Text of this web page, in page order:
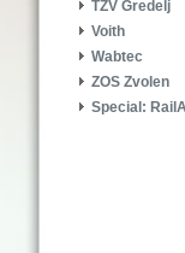
TZV Gredelj
Voith
Wabtec
ZOS Zvolen
Special: